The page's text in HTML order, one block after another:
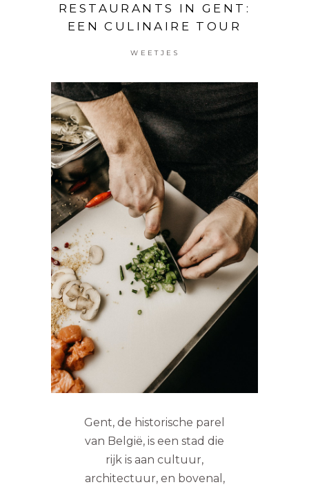
RESTAURANTS IN GENT:
EEN CULINAIRE TOUR
WEETJES
Gent, de historische parel
van België, is een stad die
rijk is aan cultuur,
architectuur, en bovenal,